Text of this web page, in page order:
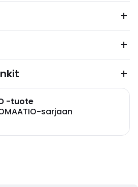
-tuote
sarjaan